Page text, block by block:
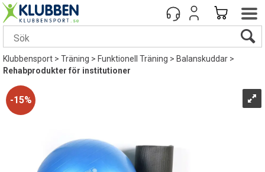
Klubbensport>Träning>Funktionell Träning>Balanskuddar>
Rehabprodukter för institutioner
15%